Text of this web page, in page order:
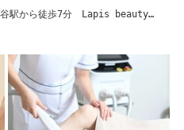
谷駅から徒歩7分 Lapis beauty